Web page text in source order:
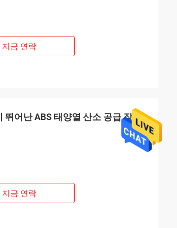
지금 연락
어난 ABS 태양열 산소 공급 장치
지금 연락